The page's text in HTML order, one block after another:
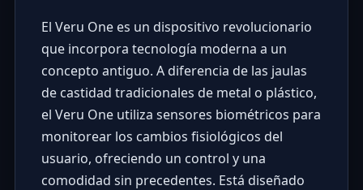
El Veru Onees un dispositivo revolucionario
que incorpora tecnología moderna a un
concepto antiguo. A diferencia de las jaulas
de castidad tradicionales de metal o plástico,
el Veru One utiliza sensores biométricos para
monitorear los cambios fisiológicos del
usuario, ofreciendo un control y una
comodidad sin precedentes. Está diseñado